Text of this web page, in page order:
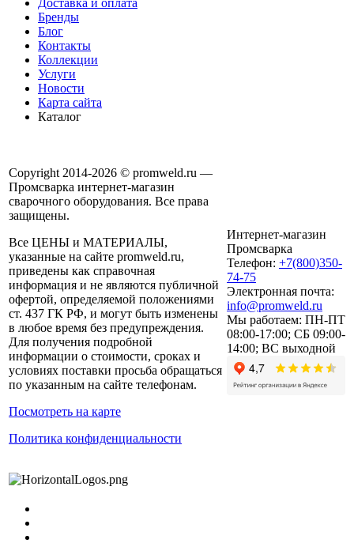
Бренды
Блог
Контакты
Коллекции
Услуги
Новости
Карта сайта
Каталог
Copyright 2014-2026 © promweld.ru —
Промсварка интернет-магазин
сварочного оборудования. Все права
защищены.
Все ЦЕНЫ и МАТЕРИАЛЫ,
указанные на сайте promweld.ru,
приведены как справочная
информация и не являются публичной
офертой, определяемой положениями
ст. 437 ГК РФ, и могут быть изменены
в любое время без предупреждения.
Для получения подробной
информации о стоимости, сроках и
условиях поставки просьба обращаться
по указанным на сайте телефонам.
Посмотреть на карте
Политика конфиденциальности
Интернет-магазин
Промсварка
Телефон: +7(800)350-
74-75
Электронная почта:
info@promweld.ru
Мы работаем: ПН-ПТ
08:00-17:00; СБ 09:00-
14:00; ВС выходной